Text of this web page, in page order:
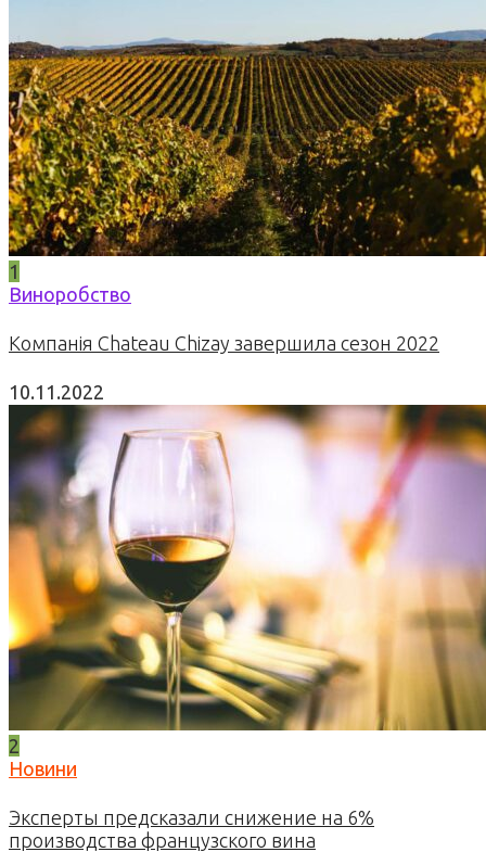
1
Виноробство
Компанія Chateau Chizay завершила сезон 2022
10.11.2022
2
Новини
Эксперты предсказали снижение на 6%
производства французского вина